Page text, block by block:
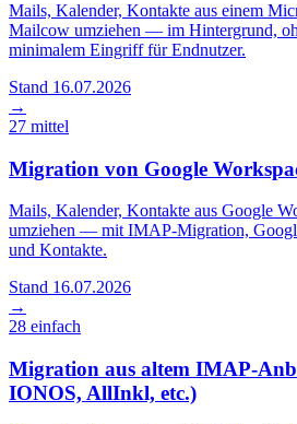
Mails, Kalender, Kontakte aus einem
Mailcow umziehen — im Hintergrund,
minimalem Eingriff für Endnutzer.
Stand 16.07.2026
→
27 mittel
Migration von Google
Mails, Kalender, Kontakte aus Google
umziehen — mit IMAP-Migration,
und Kontakte.
Stand 16.07.2026
→
28 einfach
Migration aus altem IMAP-
IONOS, AllInkl, etc.)